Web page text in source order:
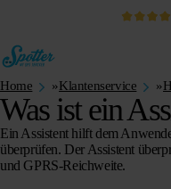
Home »Klantenservice »
Was ist ein
Ein Assistent hilft dem
überprüfen. Der Assistent
und GPRS-Reichweite.